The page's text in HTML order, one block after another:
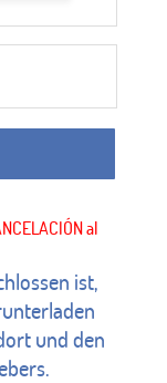
ist,
und den